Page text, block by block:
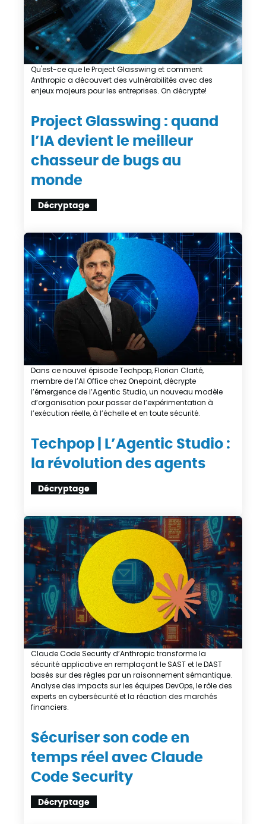
Project Glasswing : quand
l’IA devient le meilleur
chasseur de bugs au
monde
Décryptage
Qu'est-ce que le Project Glasswing et comment
Anthropic a découvert des vulnérabilités avec des
enjeux majeurs pour les entreprises. On décrypte!
Techpop | L’Agentic Studio :
la révolution des agents
Décryptage
Dans ce nouvel épisode Techpop, Florian Clarté,
membre de l’AI Office chez Onepoint, décrypte
l’émergence de l’Agentic Studio, un nouveau modèle
d’organisation pour passer de l’expérimentation à
l’exécution réelle, à l’échelle et en toute sécurité.
Sécuriser son code en
temps réel avec Claude
Code Security
Décryptage
Claude Code Security d’Anthropic transforme la
sécurité applicative en remplaçant le SAST et le DAST
basés sur des règles par un raisonnement sémantique.
Analyse des impacts sur les équipes DevOps, le rôle des
experts en cybersécurité et la réaction des marchés
financiers.